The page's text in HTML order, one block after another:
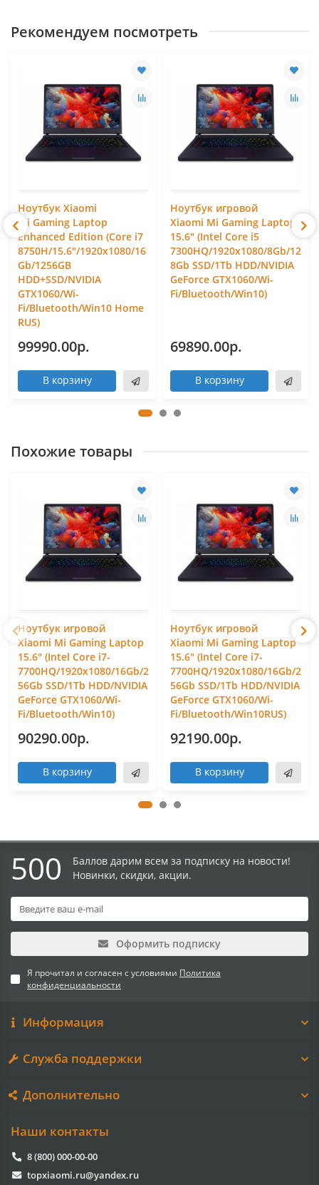
Рекомендуем посмотреть
Ноутбук Xiaomi
Mi Gaming Laptop
Enhanced Edition (Core i7
8750H/15.6"/1920x1080/16
Gb/1256GB
HDD+SSD/NVIDIA
GTX1060/Wi-
Fi/Bluetooth/Win10 Home
RUS)
99990.00р.
В корзину
Ноутбук игровой
Xiaomi Mi Gaming Laptop
15.6" (Intel Core i5
7300HQ/1920x1080/8Gb/12
8Gb SSD/1Tb HDD/NVIDIA
GeForce GTX1060/Wi-
Fi/Bluetooth/Win10)
69890.00р.
В корзину
Похожие товары
Ноутбук игровой
Xiaomi Mi Gaming Laptop
15.6" (Intel Core i7-
7700HQ/1920x1080/16Gb/2
56Gb SSD/1Tb HDD/NVIDIA
GeForce GTX1060/Wi-
Fi/Bluetooth/Win10)
90290.00р.
В корзину
Ноутбук игровой
Xiaomi Mi Gaming Laptop
15.6" (Intel Core i7-
7700HQ/1920x1080/16Gb/2
56Gb SSD/1Tb HDD/NVIDIA
GeForce GTX1060/Wi-
Fi/Bluetooth/Win10RUS)
92190.00р.
В корзину
500
Баллов дарим всем за подписку на новости!
Новинки, скидки, акции.
Оформить подписку
Я прочитал и согласен с условиями Политика
конфиденциальности
Информация
Служба поддержки
Дополнительно
Наши контакты
8 (800) 000-00-00
topxiaomi.ru@yandex.ru